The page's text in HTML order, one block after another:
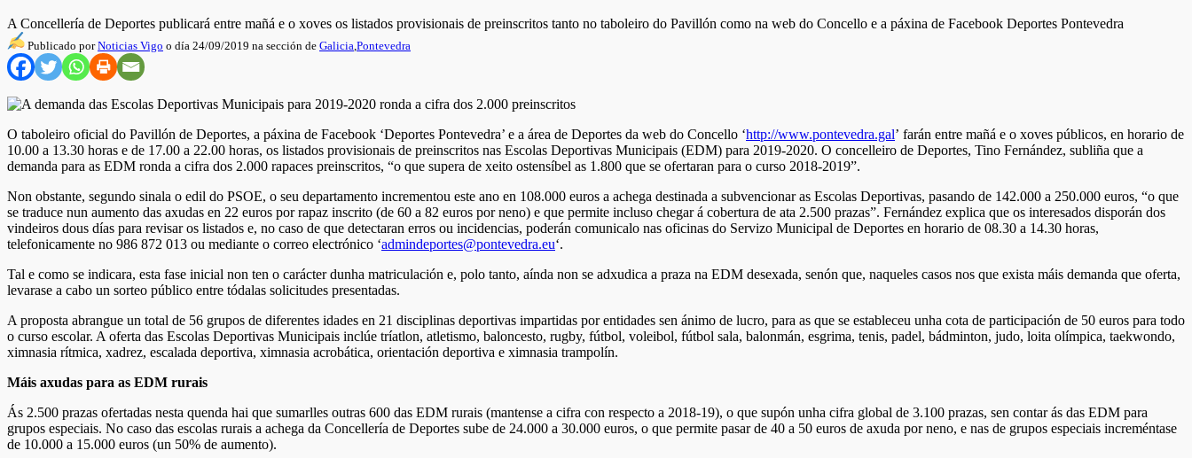
A Concellería de Deportes publicará entre mañá e o xoves os listados provisionais de preinscritos tanto no taboleiro do Pavillón como na web do Concello e a páxina de Facebook Deportes Pontevedra
Publicado porNoticias Vigo o día 24/09/2019 na sección de Galicia,Pontevedra
O taboleiro oficial do Pavillón de Deportes, a páxina de Facebook ‘Deportes Pontevedra’ e a área de Deportes da web do Concello ‘http://www.pontevedra.gal’ farán entre mañá e o xoves públicos, en horario de
10.00 a 13.30 horas e de 17.00 a 22.00 horas, os listados provisionais de preinscritos nas Escolas Deportivas Municipais (EDM) para 2019-2020. O concelleiro de Deportes, Tino Fernández, subliña que a
demanda para as EDM ronda a cifra dos 2.000 rapaces preinscritos, “o que supera de xeito ostensíbel as 1.800 que se ofertaran para o curso 2018-2019”.
Non obstante, segundo sinala o edil do PSOE, o seu departamento incrementou este ano en 108.000 euros a achega destinada a subvencionar as Escolas Deportivas, pasando de 142.000 a 250.000 euros, “o que
se traduce nun aumento das axudas en 22 euros por rapaz inscrito (de 60 a 82 euros por neno) e que permite incluso chegar á cobertura de ata 2.500 prazas”. Fernández explica que os interesados disporán dos
vindeiros dous días para revisar os listados e, no caso de que detectaran erros ou incidencias, poderán comunicalo nas oficinas do Servizo Municipal de Deportes en horario de 08.30 a 14.30 horas,
telefonicamente no 986 872 013 ou mediante o correo electrónico ‘admindeportes@pontevedra.eu‘.
Tal e como se indicara, esta fase inicial non ten o carácter dunha matriculación e, polo tanto, aínda non se adxudica a praza na EDM desexada, senón que, naqueles casos nos que exista máis demanda que oferta,
levarase a cabo un sorteo público entre tódalas solicitudes presentadas.
A proposta abrangue un total de 56 grupos de diferentes idades en 21 disciplinas deportivas impartidas por entidades sen ánimo de lucro, para as que se estableceu unha cota de participación de 50 euros para todo
o curso escolar. A oferta das Escolas Deportivas Municipais inclúe tríatlon, atletismo, baloncesto, rugby, fútbol, voleibol, fútbol sala, balonmán, esgrima, tenis, padel, bádminton, judo, loita olímpica, taekwondo,
ximnasia rítmica, xadrez, escalada deportiva, ximnasia acrobática, orientación deportiva e ximnasia trampolín.
Máis axudas para as EDM rurais
Ás 2.500 prazas ofertadas nesta quenda hai que sumarlles outras 600 das EDM rurais (mantense a cifra con respecto a 2018-19), o que supón unha cifra global de 3.100 prazas, sen contar ás das EDM para
grupos especiais. No caso das escolas rurais a achega da Concellería de Deportes sube de 24.000 a 30.000 euros, o que permite pasar de 40 a 50 euros de axuda por neno, e nas de grupos especiais increméntase
de 10.000 a 15.000 euros (un 50% de aumento).